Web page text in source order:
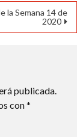
la Semana 14 de
2020
publicada.
con*